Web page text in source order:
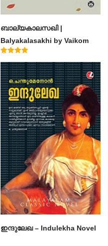
ബാല്യകാലസഖി |
Balyakalasakhi by Vaikom
Muhammad Basheer
4.60
out of 5
ഇന്ദുലേഖ – Indulekha Novel